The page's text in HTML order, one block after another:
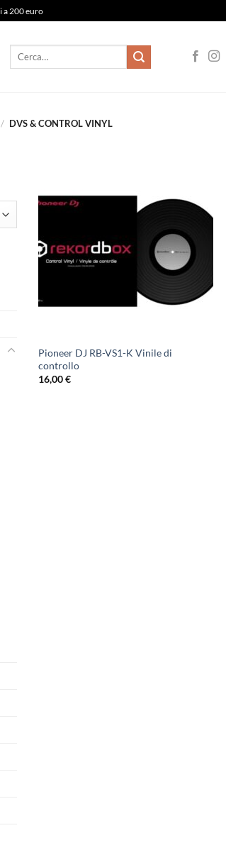
a 200 euro
Cerca:
/ DVS & CONTROL VINYL
Pioneer DJ RB-VS1-K Vinile di
controllo
16,00€